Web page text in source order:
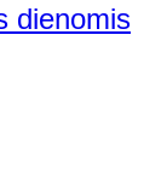
dienomis